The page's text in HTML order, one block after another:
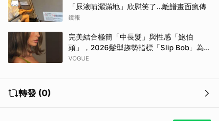
「尿液噴灑滿地」欣慰笑了…離譜畫面瘋傳
鏡報
完美結合極簡「中長髮」與性感「鮑伯
頭」，2026髮型趨勢指標「Slip Bob」為何
自帶90年代超模氣場？
VOGUE
轉發 (0)